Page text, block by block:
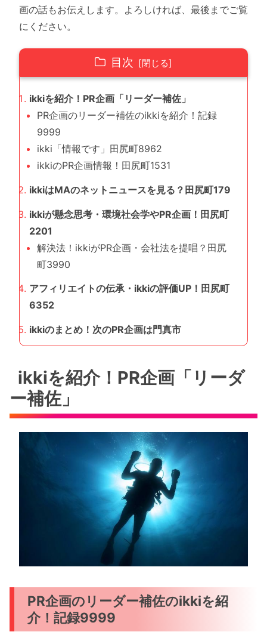
画の話もお伝えします。よろしければ、最後までご覧
にください。
目次
ikkiを紹介！PR企画「リーダー補佐」
PR企画のリーダー補佐のikkiを紹介！記録
9999
ikki「情報です」田尻町8962
ikkiのPR企画情報！田尻町1531
ikkiはMAのネットニュースを見る？田尻町179
ikkiが懸念思考・環境社会学やPR企画！田尻町
2201
解決法！ikkiがPR企画・会社法を提唱？田尻
町3990
アフィリエイトの伝承・ikkiの評価UP！田尻町
6352
ikkiのまとめ！次のPR企画は門真市
ikkiを紹介！PR企画「リーダ
ー補佐」
PR企画のリーダー補佐のikkiを紹
介！記録9999